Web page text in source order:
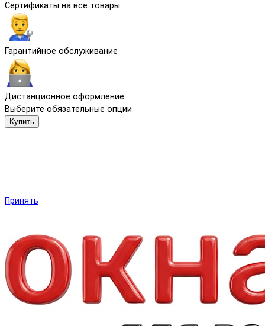
Сертификаты на все товары
Гарантийное обслуживание
Дистанционное оформление
Выберите обязательные опции
Купить
Принять